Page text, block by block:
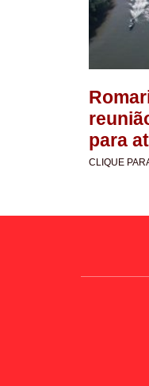
para
CLIQUE